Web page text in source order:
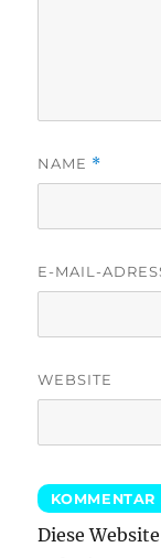
NAME *
E-MAIL-
WEBSITE
Diese